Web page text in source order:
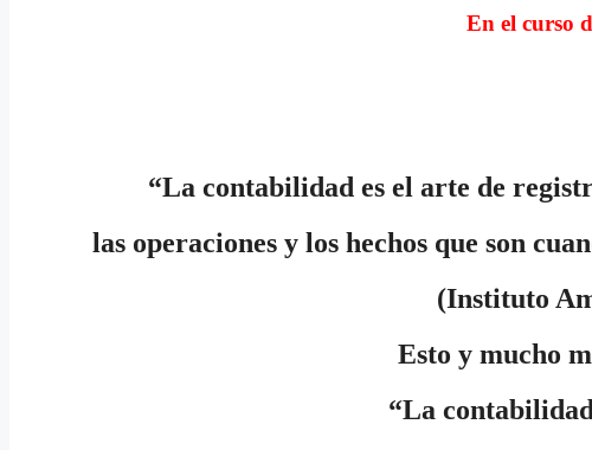
En el curso
“La contabilidad es el arte de
las operaciones y los hechos que son
(Instituto
Esto y mucho
“La